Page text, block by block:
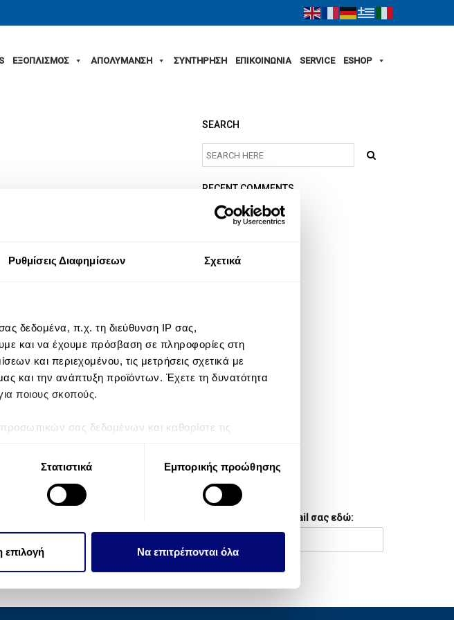
Ρυθμίσεις Διαφημίσεων Σχετικά
δεδομένα, π.χ. τη διεύθυνση IP σας,
και να έχουμε πρόσβαση σε πληροφορίες στη
και περιεχομένου, τις μετρήσεις σχετικά με
και την ανάπτυξη προϊόντων. Έχετε τη δυνατότητα
ποιους σκοπούς.
σας δεδομένων και καθορίστε τις
διαφημίσεων, την παροχή λειτουργιών κοινωνικών
Στατιστικά Εμπορικής προώθησης
επιλογή Να επιτρέπονται όλα
ΕΞΟΠΛΙΣΜΟΣ ΑΠΟΛΥΜΑΝΣΗ ΣΥΝΤΗΡΗΣΗ ΕΠΙΚΟΙΝΩΝΙΑ SERVICE ESHOP
SEARCH
RECENT COMMENTS
ARCHIVES
CATEGORIES
Log in
Comments feed
NEWSLETTER
Συμπληρώστε το email σας εδώ: